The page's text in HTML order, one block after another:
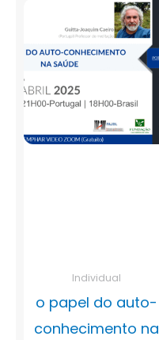
Individual
o papel do auto-
conhecimento na